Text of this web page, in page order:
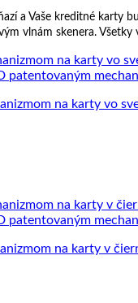
a Vaše kreditné
vlnám skenera.
na karty vo
na karty v